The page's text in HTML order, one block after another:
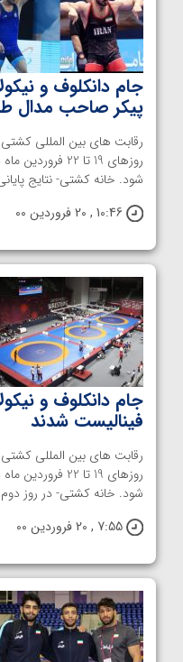
جام دانکلوف و
پیکر صاحب مدال
رقابت های بین المللی کشتی
روزهای 19 تا 22
شود. خانه کشتی- نتایج
10:46 , 20 فروردین 00
جام دانکلوف و
فینالیست شدند
رقابت های بین المللی کشتی
روزهای 19 تا 22
شود. خانه کشتی- در روز دوم
7:55 , 20 فروردین 00